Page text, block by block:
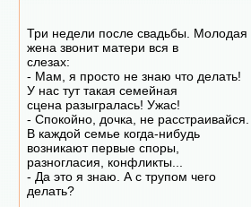
Три недели после свадьбы. Молодая
жена звонит матери вся в
слезах:
- Мам, я просто не знаю что делать!
У нас тут такая семейная
сцена разыгралась! Ужас!
- Спокойно, дочка, не расстраивайся.
В каждой семье когда-нибудь
возникают первые споры,
разногласия, конфликты...
- Да это я знаю. А с трупом чего
делать?